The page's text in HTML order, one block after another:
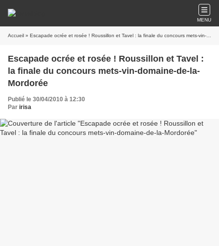
MENU
Accueil » Escapade ocrée et rosée ! Roussillon et Tavel : la finale du concours mets-vin-domaine-de-la-Mordorée
Escapade ocrée et rosée ! Roussillon et Tavel :
la finale du concours mets-vin-domaine-de-la-
Mordorée
Publié le 30/04/2010 à 12:30
Par irisa